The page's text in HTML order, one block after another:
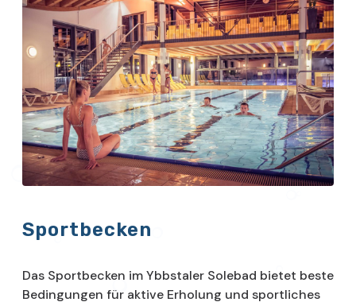
Sportbecken
Das Sportbecken im Ybbstaler Solebad bietet beste
Bedingungen für aktive Erholung und sportliches